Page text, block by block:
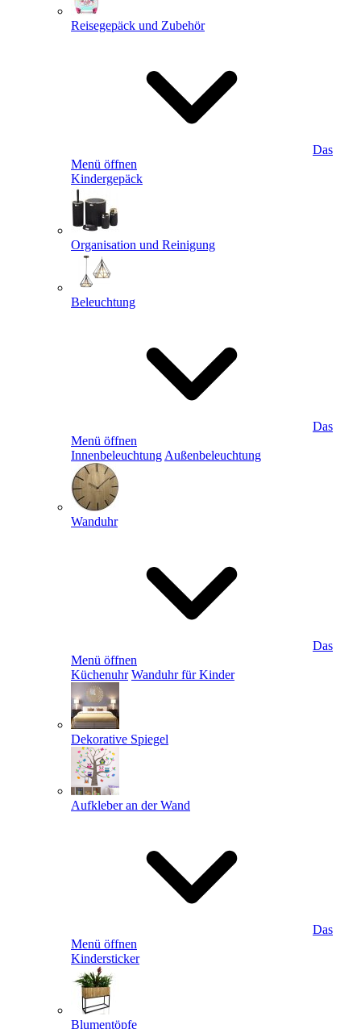
Reisegepäck und Zubehör
Das
Menü öffnen
Kindergepäck
Organisation und Reinigung
Beleuchtung
Das
Menü öffnen
Innenbeleuchtung Außenbeleuchtung
Wanduhr
Das
Menü öffnen
Küchenuhr Wanduhr für Kinder
Dekorative Spiegel
Aufkleber an der Wand
Das
Menü öffnen
Kindersticker
Blumentöpfe